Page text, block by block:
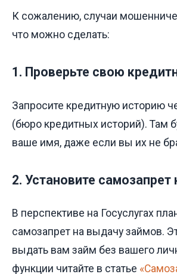
К сожалению, случаи
что можно сделать:
1. Проверьте свою
Запросите кредитную историю
(бюро кредитных историй). Там
ваше имя, даже если вы их не
2. Установите
В перспективе на Госуслугах
самозапрет на выдачу займов.
выдать вам займ без вашего
функции читайте в статье